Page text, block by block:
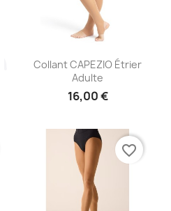
Aperçu rapide
Collant CAPEZIO Étrier
Adulte
16,00 €
favorite_border